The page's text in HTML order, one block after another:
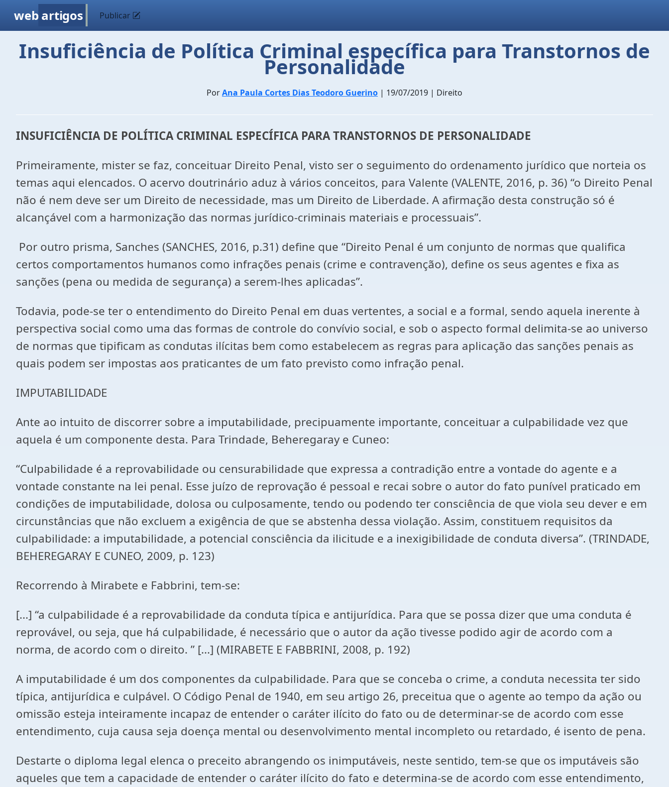
web artigos Publicar
Insuficiência de Política Criminal específica para Transtornos de
Personalidade
PorAna Paula Cortes Dias Teodoro Guerino | 19/07/2019 | Direito
INSUFICIÊNCIA DE POLÍTICA CRIMINAL ESPECÍFICA PARA TRANSTORNOS DE PERSONALIDADE
Primeiramente, mister se faz, conceituar Direito Penal, visto ser o seguimento do ordenamento jurídico que norteia os
temas aqui elencados. O acervo doutrinário aduz à vários conceitos, para Valente (VALENTE, 2016, p. 36) “o Direito Penal
não é nem deve ser um Direito de necessidade, mas um Direito de Liberdade. A afirmação desta construção só é
alcançável com a harmonização das normas jurídico-criminais materiais e processuais”.
Por outro prisma, Sanches (SANCHES, 2016, p.31) define que “Direito Penal é um conjunto de normas que qualifica
certos comportamentos humanos como infrações penais (crime e contravenção), define os seus agentes e fixa as
sanções (pena ou medida de segurança) a serem-lhes aplicadas”.
Todavia, pode-se ter o entendimento do Direito Penal em duas vertentes, a social e a formal, sendo aquela inerente à
perspectiva social como uma das formas de controle do convívio social, e sob o aspecto formal delimita-se ao universo
de normas que tipificam as condutas ilícitas bem como estabelecem as regras para aplicação das sanções penais as
quais podem ser impostas aos praticantes de um fato previsto como infração penal.
IMPUTABILIDADE
Ante ao intuito de discorrer sobre a imputabilidade, precipuamente importante, conceituar a culpabilidade vez que
aquela é um componente desta. Para Trindade, Beheregaray e Cuneo:
“Culpabilidade é a reprovabilidade ou censurabilidade que expressa a contradição entre a vontade do agente e a
vontade constante na lei penal. Esse juízo de reprovação é pessoal e recai sobre o autor do fato punível praticado em
condições de imputabilidade, dolosa ou culposamente, tendo ou podendo ter consciência de que viola seu dever e em
circunstâncias que não excluem a exigência de que se abstenha dessa violação. Assim, constituem requisitos da
culpabilidade: a imputabilidade, a potencial consciência da ilicitude e a inexigibilidade de conduta diversa”. (TRINDADE,
BEHEREGARAY E CUNEO, 2009, p. 123)
Recorrendo à Mirabete e Fabbrini, tem-se:
[...] “a culpabilidade é a reprovabilidade da conduta típica e antijurídica. Para que se possa dizer que uma conduta é
reprovável, ou seja, que há culpabilidade, é necessário que o autor da ação tivesse podido agir de acordo com a
norma, de acordo com o direito. ” [...] (MIRABETE E FABBRINI, 2008, p. 192)
A imputabilidade é um dos componentes da culpabilidade. Para que se conceba o crime, a conduta necessita ter sido
típica, antijurídica e culpável. O Código Penal de 1940, em seu artigo 26, preceitua que o agente ao tempo da ação ou
omissão esteja inteiramente incapaz de entender o caráter ilícito do fato ou de determinar-se de acordo com esse
entendimento, cuja causa seja doença mental ou desenvolvimento mental incompleto ou retardado, é isento de pena.
Destarte o diploma legal elenca o preceito abrangendo os inimputáveis, neste sentido, tem-se que os imputáveis são
aqueles que tem a capacidade de entender o caráter ilícito do fato e determina-se de acordo com esse entendimento,